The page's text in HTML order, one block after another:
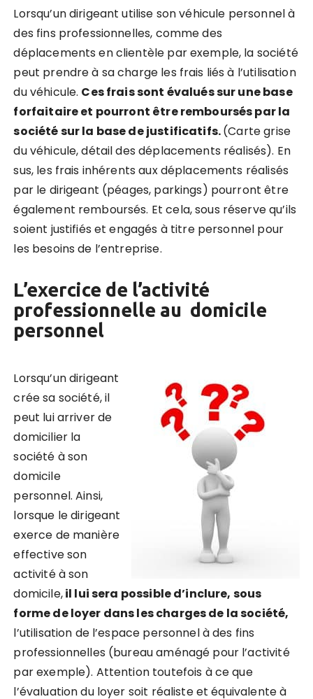
Lorsqu’un dirigeant utilise son véhicule personnel à
des fins professionnelles, comme des
déplacements en clientèle par exemple, la société
peut prendre à sa charge les frais liés à l’utilisation
du véhicule. Ces frais sont évalués sur une base
forfaitaire et pourront être remboursés par la
société sur la base de justificatifs.(Carte grise
du véhicule, détail des déplacements réalisés). En
sus, les frais inhérents aux déplacements réalisés
par le dirigeant (péages, parkings) pourront être
également remboursés. Et cela, sous réserve qu’ils
soient justifiés et engagés à titre personnel pour
les besoins de l’entreprise.
L’exercice de l’activité
professionnelle au domicile
personnel
Lorsqu’un dirigeant
crée sa société, il
peut lui arriver de
domicilier la
société à son
domicile
personnel. Ainsi,
lorsque le dirigeant
exerce de manière
effective son
activité à son
domicile,il lui sera possible d’inclure, sous
forme de loyer dans les charges de la société,
l’utilisation de l’espace personnel à des fins
professionnelles (bureau aménagé pour l’activité
par exemple). Attention toutefois à ce que
l’évaluation du loyer soit réaliste et équivalente à